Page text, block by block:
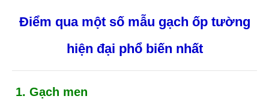
Điểm qua một số mẫu gạch ốp tường
hiện đại phổ biến nhất
1. Gạch men